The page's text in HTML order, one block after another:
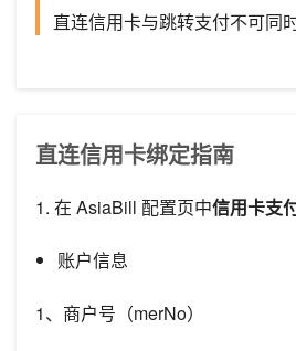
直连信用卡与跳转支付不可同
直连信用卡绑定指南
1. 在 AsiaBill 配置页中信用卡支
账户信息
1、商户号（merNo）